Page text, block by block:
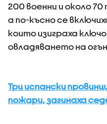
200 военни и около
а по-късно се
които изиграха
овладяването на
Три испански
пожари, загинаха